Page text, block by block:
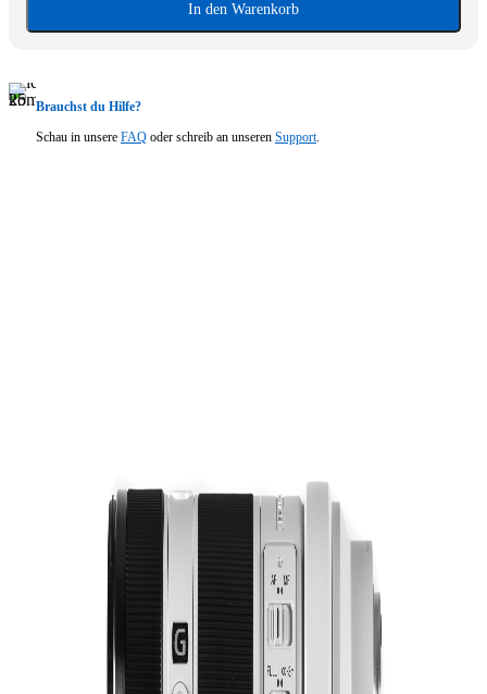
In den Warenkorb
Brauchst du Hilfe?
Schau in unsere FAQ oder schreib an unseren Support.